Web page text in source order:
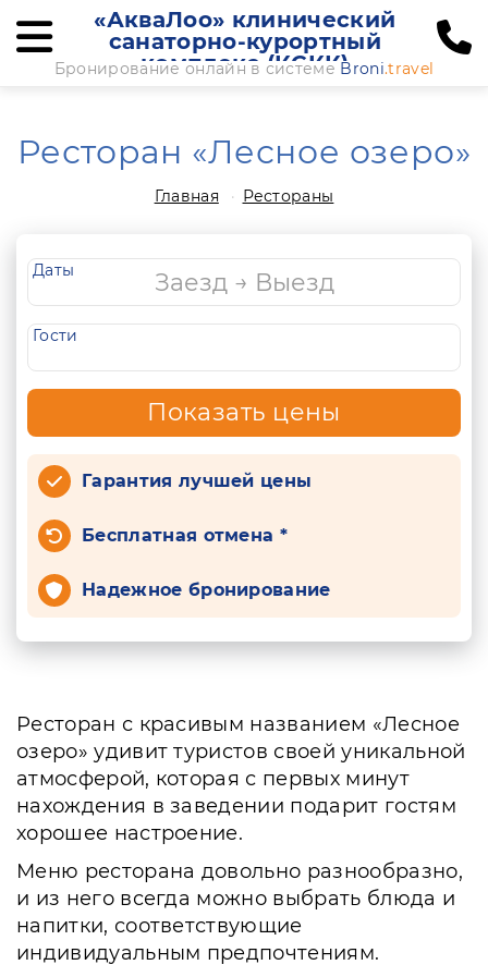
«АкваЛоо» клинический
санаторно-курортный
комплекс (КСКК)
Бронирование онлайн в системе Broni.travel
Ресторан «Лесное озеро»
Главная Рестораны
Даты
Гости
Показать цены
Гарантия лучшей цены
Бесплатная отмена *
Надежное бронирование
Ресторан с красивым названием «Лесное
озеро» удивит туристов своей уникальной
атмосферой, которая с первых минут
нахождения в заведении подарит гостям
хорошее настроение.
Меню ресторана довольно разнообразно,
и из него всегда можно выбрать блюда и
напитки, соответствующие
индивидуальным предпочтениям.